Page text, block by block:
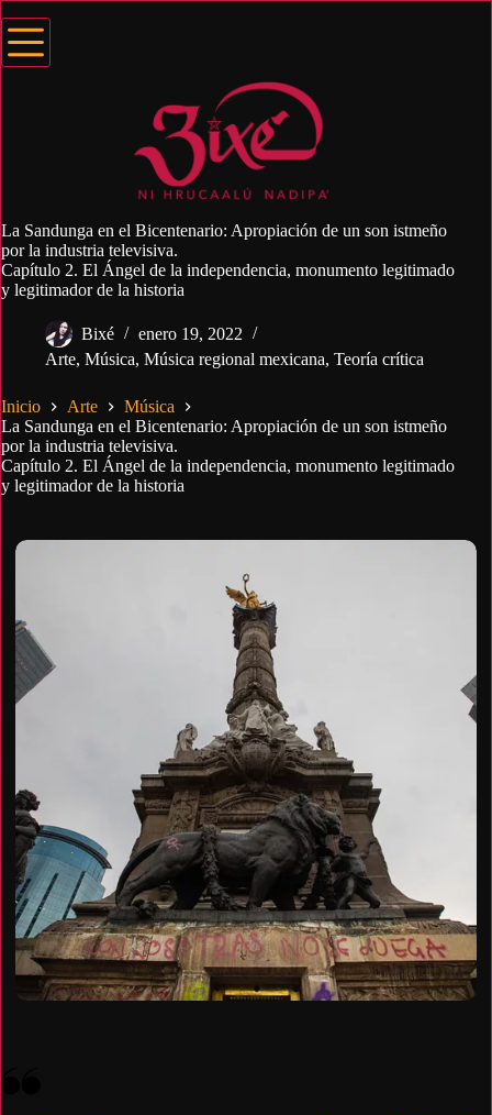
al
contenido
La Sandunga en el Bicentenario: Apropiación de un son istmeño
por la industria televisiva.
Capítulo 2. El Ángel de la independencia, monumento legitimado
y legitimador de la historia
Bixé
enero 19, 2022
Arte, Música, Música regional mexicana, Teoría crítica
Inicio Arte
Música
La Sandunga en el Bicentenario: Apropiación de un son istmeño
por la industria televisiva.
Capítulo 2. El Ángel de la independencia, monumento legitimado
y legitimador de la historia